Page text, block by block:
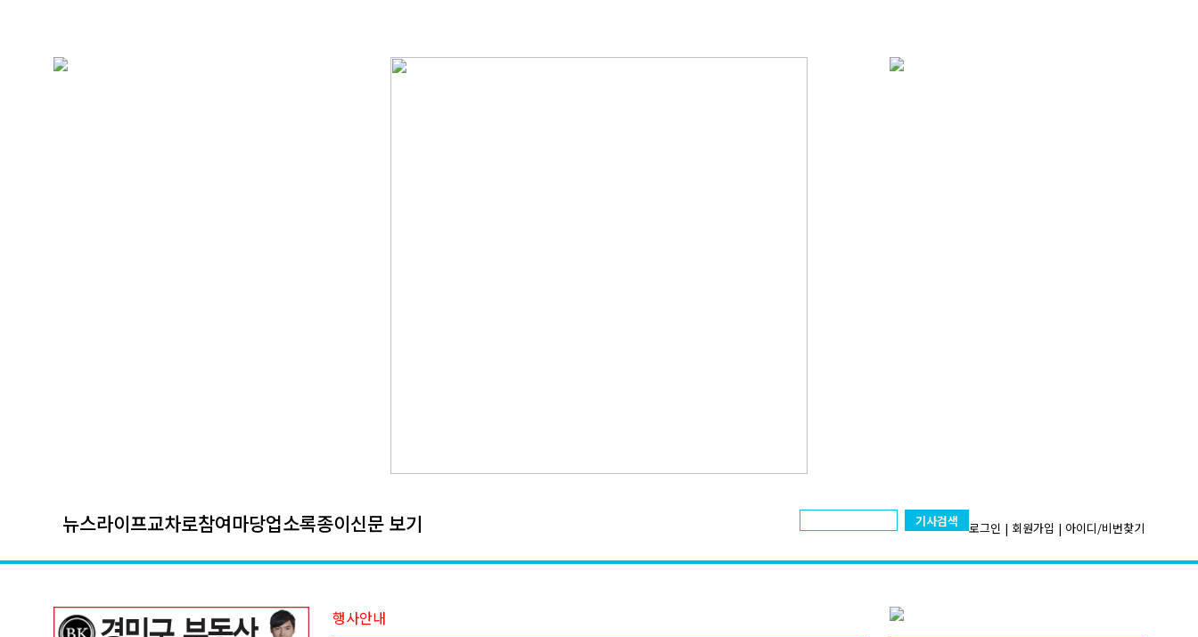
뉴스라이프교차로참여마당업소록종이신문 보기 기사검색 로그인 | 회원가입 | 아이디/비번찾기
행사안내